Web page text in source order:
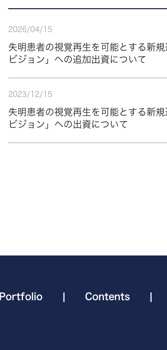
2026/04/ 15
失明患者の視覚再生を可能とする新
ビジョン」への追加出資について
2023 / 12 / 15
失明患者の視覚再生を可能とする新
ビジョン」への出資について
Portfolio Contents